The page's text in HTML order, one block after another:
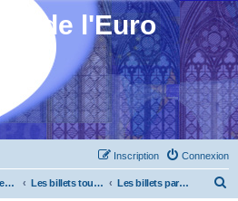
de l'Euro
Connexion
Inscription
Les Evenements ! [Ouvert au public] Les billets touristiques Les billets particuliers